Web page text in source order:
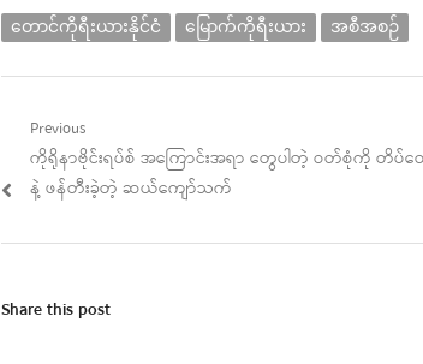
တောင်ကိုရီးယားနိုင်ငံ မြောက်ကိုရီးယား အစီအစဉ်
Post
navigation
Previous
Previous
post:
ကိုရိုနာဗိုင်းရပ်စ် အကြောင်းအရာ တွေပါတဲ့ ဝတ်စုံကို တိပ်
နဲ့ ဖန်တီးခဲ့တဲ့ ဆယ်ကျော်သက်
Share this post